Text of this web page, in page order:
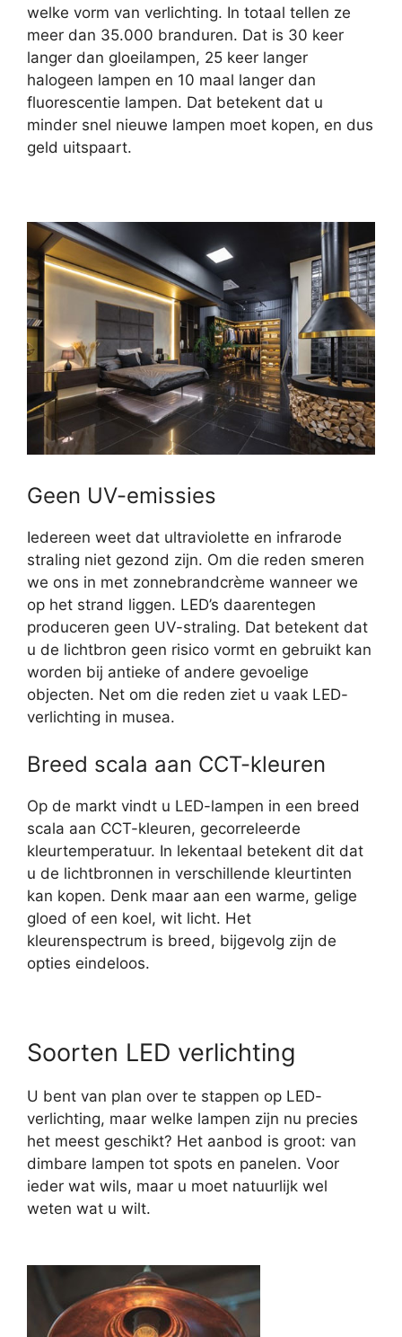
welke vorm van verlichting. In totaal tellen ze
meer dan 35.000 branduren. Dat is 30 keer
langer dan gloeilampen, 25 keer langer
halogeen lampen en 10 maal langer dan
fluorescentie lampen. Dat betekent dat u
minder snel nieuwe lampen moet kopen, en dus
geld uitspaart.
Geen UV-emissies
Iedereen weet dat ultraviolette en infrarode
straling niet gezond zijn. Om die reden smeren
we ons in met zonnebrandcrème wanneer we
op het strand liggen. LED’s daarentegen
produceren geen UV-straling. Dat betekent dat
u de lichtbron geen risico vormt en gebruikt kan
worden bij antieke of andere gevoelige
objecten. Net om die reden ziet u vaak LED-
verlichting in musea.
Breed scala aan CCT-kleuren
Op de markt vindt u LED-lampen in een breed
scala aan CCT-kleuren, gecorreleerde
kleurtemperatuur. In lekentaal betekent dit dat
u de lichtbronnen in verschillende kleurtinten
kan kopen. Denk maar aan een warme, gelige
gloed of een koel, wit licht. Het
kleurenspectrum is breed, bijgevolg zijn de
opties eindeloos.
Soorten LED verlichting
U bent van plan over te stappen op LED-
verlichting, maar welke lampen zijn nu precies
het meest geschikt? Het aanbod is groot: van
dimbare lampen tot spots en panelen. Voor
ieder wat wils, maar u moet natuurlijk wel
weten wat u wilt.